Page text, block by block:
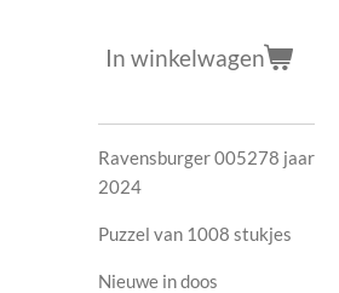
In winkelwagen
Ravensburger 005278 jaar
2024
Puzzel van 1008 stukjes
Nieuwe in doos